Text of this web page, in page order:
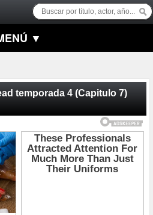
▼
temporada 4 (Capitulo 7)